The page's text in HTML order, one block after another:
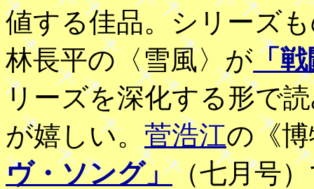
値する佳品。シリーズ
林長平の〈雪風〉が 「
リーズを深化する形で
が嬉しい。 菅浩江の《
ヴ・ソング」（七月号